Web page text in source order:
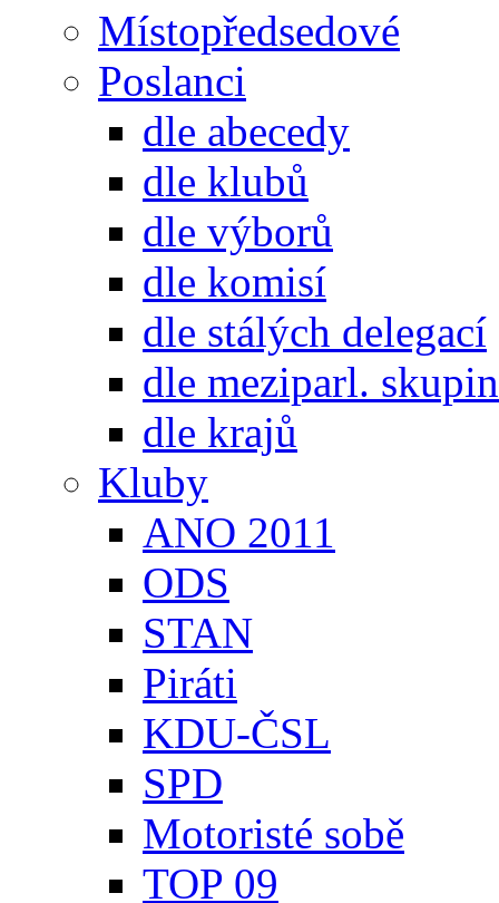
Místopředsedové
Poslanci
dle abecedy
dle klubů
dle výborů
dle komisí
dle stálých delegací
dle meziparl. skupin
dle krajů
Kluby
ANO 2011
ODS
STAN
Piráti
KDU-ČSL
SPD
Motoristé sobě
TOP 09